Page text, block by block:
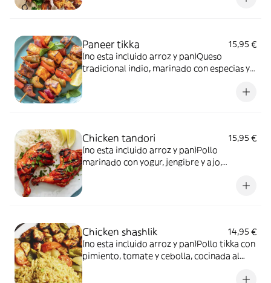
Paneer tikka
15,95 €
(no esta incluido arroz y pan)Queso
tradicional indio, marinado con especias y
Chicken tandori
15,95 €
(no esta incluido arroz y pan)Pollo
marinado con yogur, jengibre y ajo,
Chicken shashlik
14,95 €
(no esta incluido arroz y pan)Pollo tikka con
pimiento, tomate y cebolla, cocinada al